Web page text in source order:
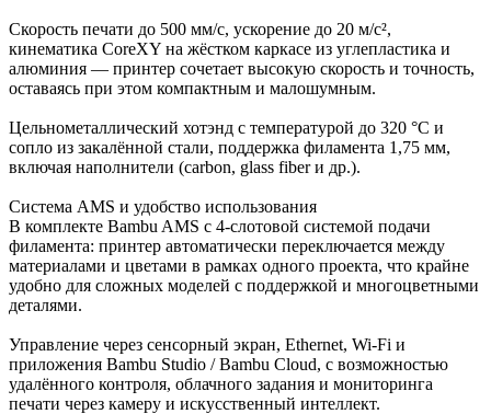
Скорость печати до 500 мм/с, ускорение до 20 м/с²,
кинематика CoreXY на жёстком каркасе из углепластика и
алюминия — принтер сочетает высокую скорость и точность,
оставаясь при этом компактным и малошумным.
Цельнометаллический хотэнд с температурой до 320 °C и
сопло из закалённой стали, поддержка филамента 1,75 мм,
включая наполнители (carbon, glass fiber и др.).
Система AMS и удобство использования
В комплекте Bambu AMS с 4‑слотовой системой подачи
филамента: принтер автоматически переключается между
материалами и цветами в рамках одного проекта, что крайне
удобно для сложных моделей с поддержкой и многоцветными
деталями.
Управление через сенсорный экран, Ethernet, Wi‑Fi и
приложения Bambu Studio / Bambu Cloud, с возможностью
удалённого контроля, облачного задания и мониторинга
печати через камеру и искусственный интеллект.